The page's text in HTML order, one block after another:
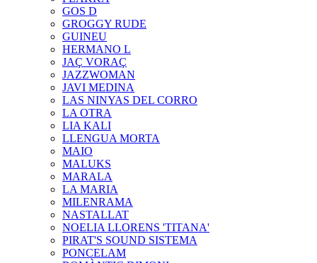
GOS D
GROGGY RUDE
GUINEU
HERMANO L
JAÇ VORAÇ
JAZZWOMAN
JAVI MEDINA
LAS NINYAS DEL CORRO
LA OTRA
LIA KALI
LLENGUA MORTA
MAIO
MALUKS
MARALA
LA MARIA
MILENRAMA
NASTALLAT
NOELIA LLORENS 'TITANA'
PIRAT'S SOUND SISTEMA
PONCELAM